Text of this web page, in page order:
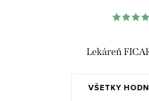
VŠETKY
Lekáreň